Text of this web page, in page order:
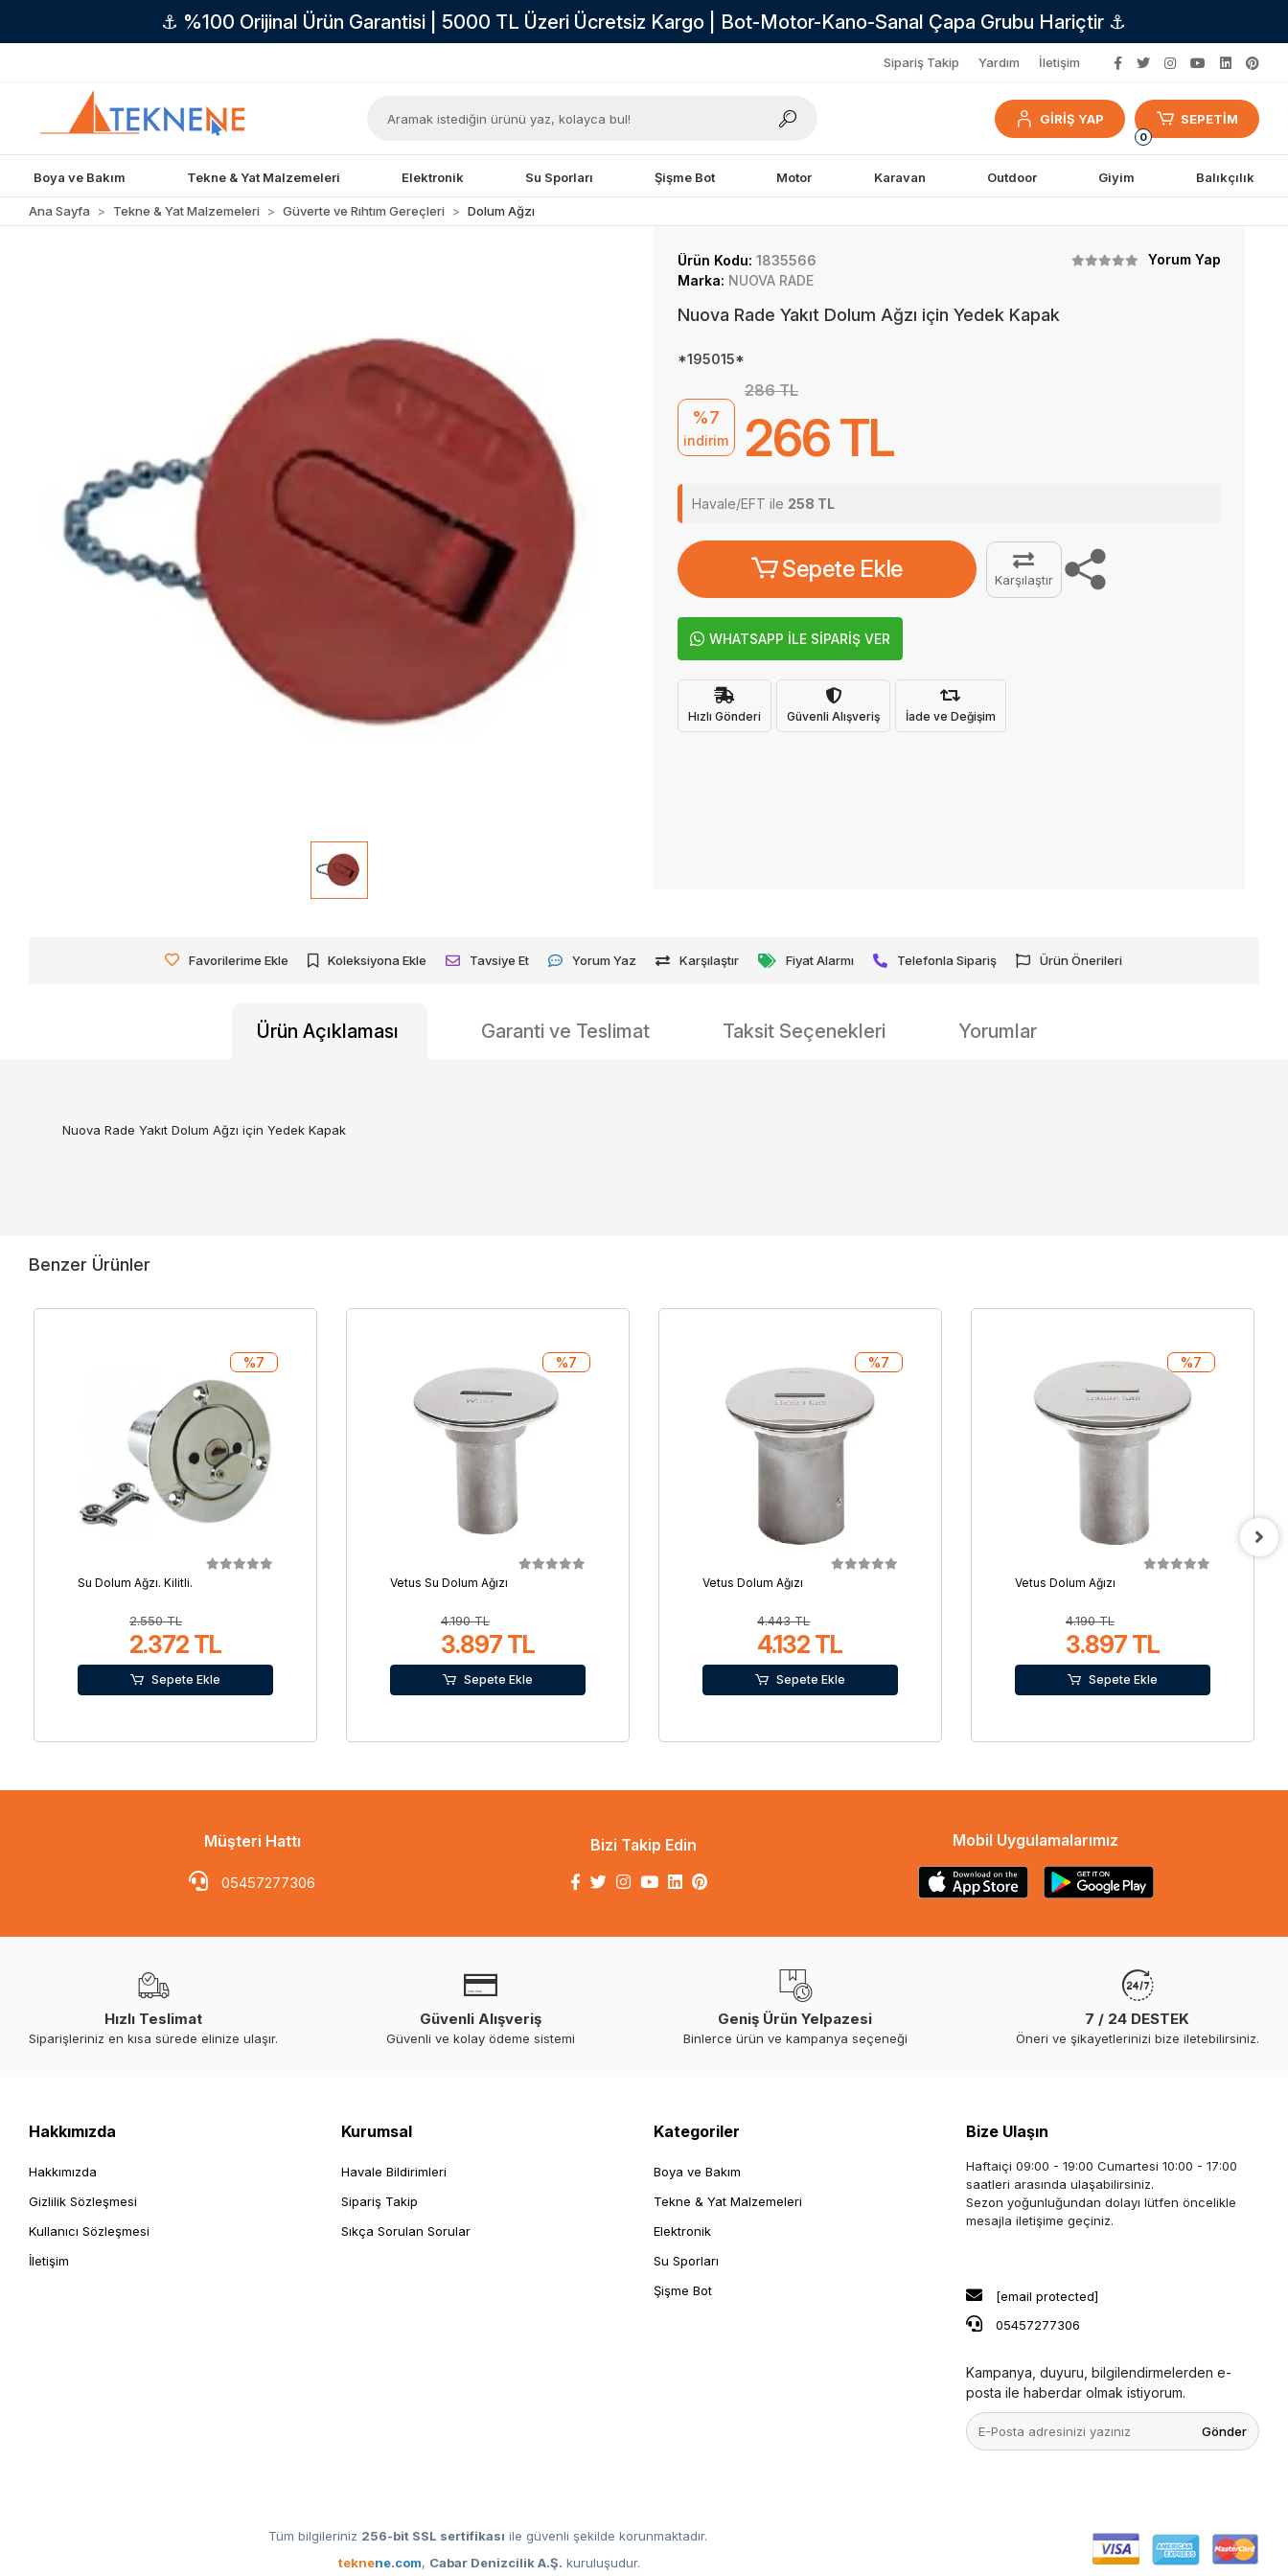
⚓ %100 Orijinal Ürün Garantisi | 5000 TL Üzeri Ücretsiz Kargo | Bot-Motor-Kano-Sanal Çapa Grubu Hariçtir ⚓
Sipariş Takip Yardım İletişim
GİRİŞ YAP
0
SEPETİM
Boya ve Bakım Tekne & Yat Malzemeleri Elektronik Su Sporları Şişme Bot Motor Karavan Outdoor Giyim Balıkçılık
Ana Sayfa Tekne & Yat Malzemeleri Güverte ve Rıhtım Gereçleri Dolum Ağzı
Ürün Kodu: 1835566
Yorum Yap
Marka: NUOVA RADE
Nuova Rade Yakıt Dolum Ağzı için Yedek Kapak
*195015*
%7
indirim
286 TL
266 TL
Havale/EFT ile 258 TL
Sepete Ekle Karşılaştır
WHATSAPP İLE SİPARİŞ VER
Hızlı Gönderi Güvenli Alışveriş İade ve Değişim
Favorilerime Ekle Koleksiyona Ekle Tavsiye Et Yorum Yaz Karşılaştır Fiyat Alarmı Telefonla Sipariş Ürün Önerileri
Ürün Açıklaması Garanti ve Teslimat Taksit Seçenekleri Yorumlar
Nuova Rade Yakıt Dolum Ağzı için Yedek Kapak
Benzer Ürünler
Su Dolum Ağzı. Kilitli.
2.550 TL
2.372 TL
%7
Sepete Ekle
Vetus Su Dolum Ağızı
4.190 TL
3.897 TL
%7
Sepete Ekle
Vetus Dolum Ağızı
4.443 TL
4.132 TL
%7
Sepete Ekle
Vetus Dolum Ağızı
4.190 TL
3.897 TL
%7
Sepete Ekle
Müşteri Hattı
05457277306
Bizi Takip Edin Mobil Uygulamalarımız
Hızlı Teslimat
Siparişleriniz en kısa sürede elinize ulaşır.
Güvenli Alışveriş
Güvenli ve kolay ödeme sistemi
Geniş Ürün Yelpazesi
Binlerce ürün ve kampanya seçeneği
7 / 24 DESTEK
Öneri ve şikayetlerinizi bize iletebilirsiniz.
Hakkımızda
Hakkımızda
Gizlilik Sözleşmesi
Kullanıcı Sözleşmesi
İletişim
Kurumsal
Havale Bildirimleri
Sipariş Takip
Sıkça Sorulan Sorular
Kategoriler
Boya ve Bakım
Tekne & Yat Malzemeleri
Elektronik
Su Sporları
Şişme Bot
Bize Ulaşın
Haftaiçi 09:00 - 19:00 Cumartesi 10:00 - 17:00
saatleri arasında ulaşabilirsiniz.
Sezon yoğunluğundan dolayı lütfen öncelikle
mesajla iletişime geçiniz.
[email protected]
05457277306
Kampanya, duyuru, bilgilendirmelerden e-
posta ile haberdar olmak istiyorum.
Gönder
Tüm bilgileriniz 256-bit SSL sertifikası ile güvenli şekilde korunmaktadır.
teknene.com, Cabar Denizcilik A.Ş. kuruluşudur.